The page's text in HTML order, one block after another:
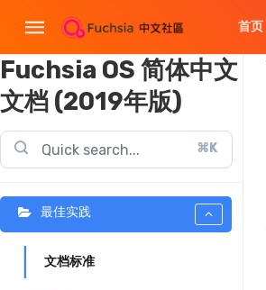
首页
Fuchsia OS 简体中文
文档 (2019年版)
⌘K
最佳实践
文档标准